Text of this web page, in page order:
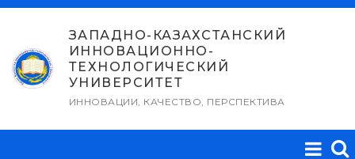
Перейти
содержимому
ЗАПАДНО-КАЗАХСТАНСКИЙ
ИННОВАЦИОННО-
ТЕХНОЛОГИЧЕСКИЙ
УНИВЕРСИТЕТ
ИННОВАЦИИ, КАЧЕСТВО, ПЕРСПЕКТИВА